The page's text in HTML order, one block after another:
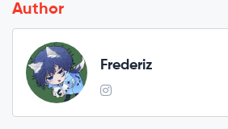
Author
Frederiz